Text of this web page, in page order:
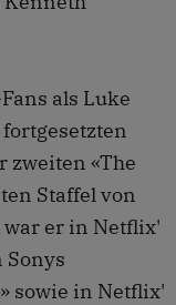
als Luke
zweiten «The
Staffel von
war er in Netflix'
Sonys
sowie in Netflix'